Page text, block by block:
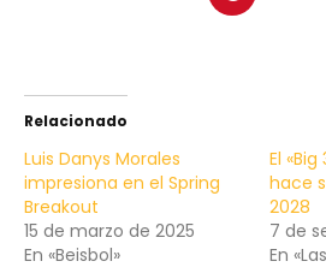
Relacionado
Luis Danys Morales
impresiona en el Spring
Breakout
15 de marzo de 2025
En «Beisbol»
El
hace
2028
7 de
En